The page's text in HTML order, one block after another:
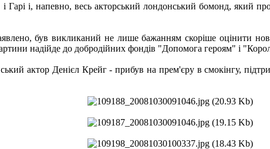
і, напевно, весь акторський лондонський бомонд, який
був викликаний не лише бажанням скоріше оцінити
надійде до добродійних фондів "Допомога героям" і
актор Денієл Крейг - прибув на прем'єру в смокінгу,